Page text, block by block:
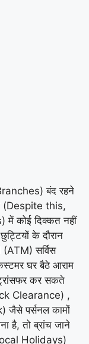
बंद रहने
(Despite this,
कोई दिक्कत नहीं
के दौरान
सर्विस
घर बैठे आराम
कर सकते
Clearance) ,
जैसे पर्सनल कामों
है, तो ब्रांच जाने
Holidays)